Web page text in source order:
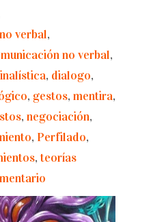
verbal,
no verbal,
, dialogo,
, gestos, mentira,
, negociación,
, Perfilado,
,teorías